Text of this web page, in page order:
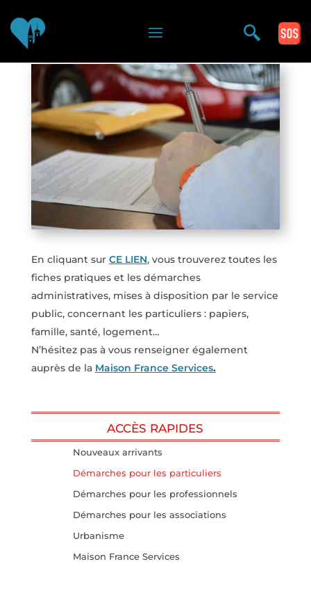
Vous êtes ici >
En cliquant sur CE LIEN, vous trouverez toutes les
fiches pratiques et les démarches
administratives, mises à disposition par le service
public, concernant les particuliers : papiers,
famille, santé, logement…
N’hésitez pas à vous renseigner également
auprès de la Maison France Services.
ACCÈS RAPIDES
Nouveaux arrivants
Démarches pour les particuliers
Démarches pour les professionnels
Démarches pour les associations
Urbanisme
Maison France Services